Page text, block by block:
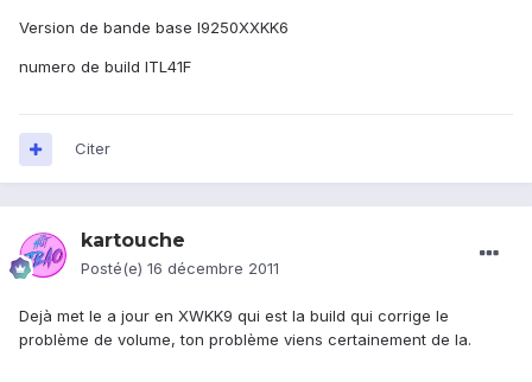
Version de bande base I9250XXKK6
numero de build ITL41F
Citer
kartouche
Posté(e) 16 décembre 2011
Dejà met le a jour en XWKK9 qui est la build qui corrige le
problème de volume, ton problème viens certainement de la.